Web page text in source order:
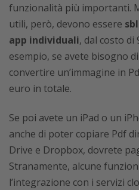
funzionalità più importanti.
utili, però, devono essere
app individuali, dal costo di
esempio, se avete bisogno
convertire un’immagine in
euro in totale.
Se poi avete un iPad o un
anche di poter copiare Pdf
Drive e Dropbox, dovrete
Stranamente, alcune
l’integrazione con i servizi